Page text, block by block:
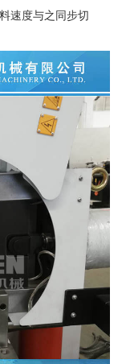
速度与之同步切